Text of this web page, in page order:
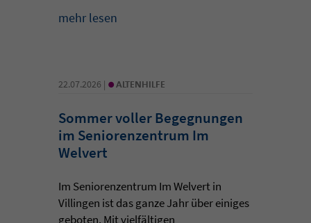
mehr lesen
22.07.2026 | • ALTENHILFE
Sommer voller Begegnungen
im Seniorenzentrum Im
Welvert
Im Seniorenzentrum Im Welvert in
Villingen ist das ganze Jahr über einiges
geboten. Mit vielfältigen